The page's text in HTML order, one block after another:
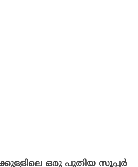
ഒരു പുതിയ സൂപ്പർ